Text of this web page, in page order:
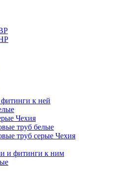
к ней
Чехия
труб белые
труб серые Чехия
и фитинги к ним